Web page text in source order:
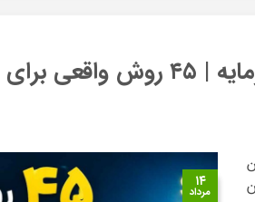
از صفر
۱۴
مرداد